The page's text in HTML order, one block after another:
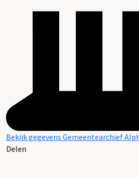
Bekijk gegevens Gemeentearchief
Delen